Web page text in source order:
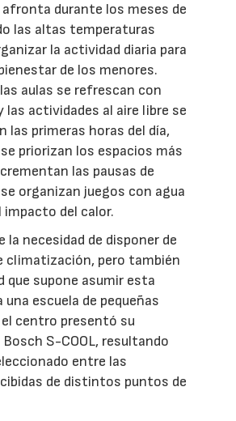
durante los meses de
las altas temperaturas
la actividad diaria para
de los menores.
aulas se refrescan con
las actividades al aire libre se
las primeras horas del día,
priorizan los espacios más
las pausas de
organizan juegos con agua
impacto del calor.
la necesidad de disponer de
climatización, pero también
que supone asumir esta
escuela de pequeñas
centro presentó su
S-COOL, resultando
entre las
de distintos puntos de